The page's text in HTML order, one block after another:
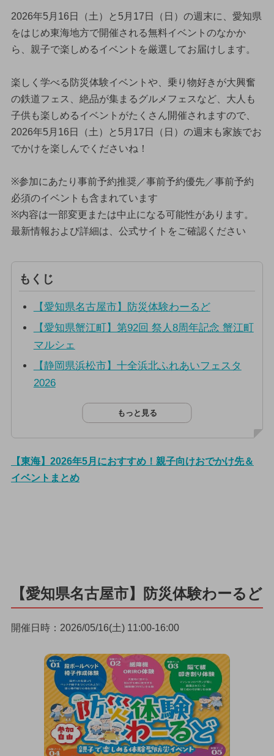
2026年5月16日（土）と5月17日（日）の週末に、愛知県
をはじめ東海地方で開催される無料イベントのなかか
ら、親子で楽しめるイベントを厳選してお届けします。
楽しく学べる防災体験イベントや、乗り物好きが大興奮
の鉄道フェス、絶品が集まるグルメフェスなど、大人も
子供も楽しめるイベントがたくさん開催されますので、
2026年5月16日（土）と5月17日（日）の週末も家族でお
でかけを楽しんでくださいね！
※参加にあたり事前予約推奨／事前予約優先／事前予約
必須のイベントも含まれています
※内容は一部変更または中止になる可能性があります。
最新情報および詳細は、公式サイトをご確認ください
もくじ
【愛知県名古屋市】防災体験わーるど
【愛知県蟹江町】第92回 祭人8周年記念 蟹江町
マルシェ
【静岡県浜松市】十全浜北ふれあいフェスタ
2026
もっと見る
【東海】2026年5月におすすめ！親子向けおでかけ先＆
イベントまとめ
【愛知県名古屋市】防災体験わーるど
開催日時：2026/05/16(土) 11:00-16:00